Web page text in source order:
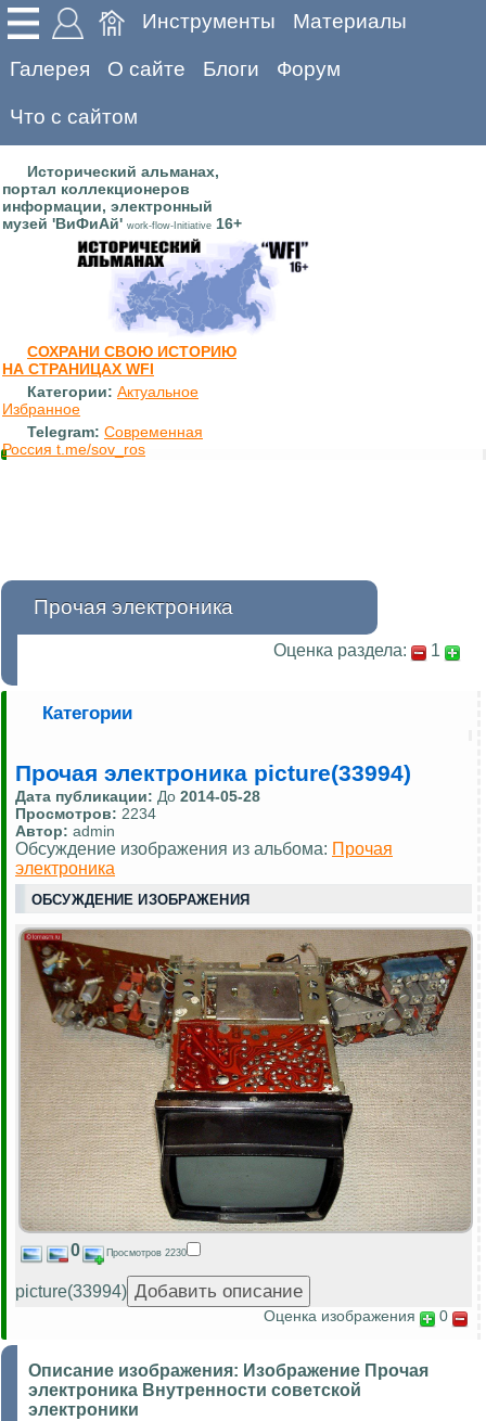
Инструменты Материалы
Галерея О сайте Блоги Форум
Что с сайтом
Исторический альманах,
портал коллекционеров
информации, электронный
музей 'ВиФиАй' work-flow-Initiative 16+
СОХРАНИ СВОЮ ИСТОРИЮ
НА СТРАНИЦАХ WFI
Категории: Актуальное
Избранное
Telegram: Современная
Россия t.me/sov_ros
Прочая электроника
Оценка раздела: 1
Категории
Прочая электроника picture(33994)
Дата публикации: До 2014-05-28
Просмотров: 2234
Автор: admin
Обсуждение изображения из альбома: Прочая
электроника
ОБСУЖДЕНИЕ ИЗОБРАЖЕНИЯ
0 Просмотров 2230
picture(33994)
Оценка изображения 0
Описание изображения: Изображение Прочая
электроника Внутренности советской
электроники